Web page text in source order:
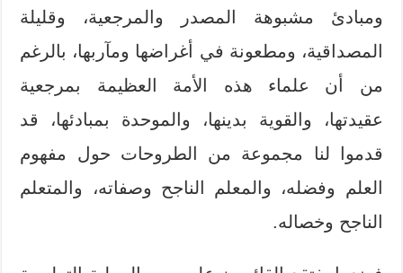
ومبادئ مشبوهة المصدر والمرجعية، وقليلة
المصداقية، ومطعونة في أغراضها ومآربها، بالرغم
من أن علماء هذه الأمة العظيمة بمرجعية
عقيدتها، والقوية بدينها، والموحدة بمبادئها، قد
قدموا لنا مجموعة من الطروحات حول مفهوم
العلم وفضله، والمعلم الناجح وصفاته، والمتعلم
الناجح وخصاله.